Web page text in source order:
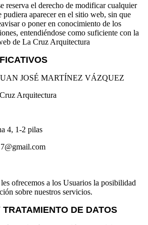
reserva el derecho de modificar cualquier
aparecer en el sitio web, sin que
o poner en conocimiento de los
entendiéndose como suficiente con la
de La Cruz Arquitectura
JOSÉ MARTÍNEZ VÁZQUEZ
Arquitectura
4, 1-2 pilas
ofrecemos a los Usuarios la posibilidad
sobre nuestros servicios.
DE DATOS